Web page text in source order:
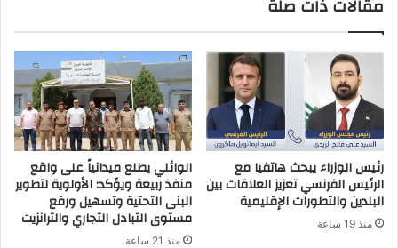
ا
ك
ت
ر
و
ن
ي
مقالات ذات صلة
رئيس الوزراء يبحث هاتفيا مع
الرئيس الفرنسي تعزيز العلاقات بين
البلدين والتطورات الإقليمية
منذ 19 ساعة
الوائلي يطلع ميدانياً على واقع
منفذ ربيعة ويؤكد: الأولوية لتطوير
البنى التحتية وتسهيل ورفع
مستوى التبادل التجاري والترانزيت
منذ 21 ساعة